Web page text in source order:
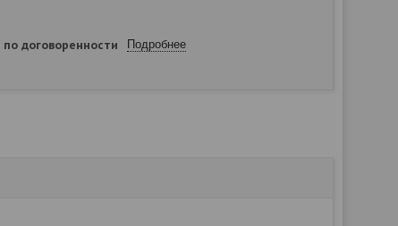
по договоренности Подробнее